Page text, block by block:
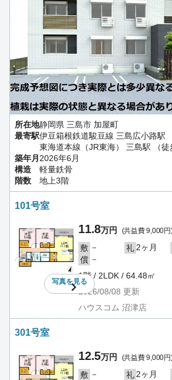
所在地静岡県 三島市 加屋町
最寄駅伊豆箱根鉄道駿豆線 三島広小路駅
東海道本線（JR東海） 三島駅 （徒
築年月 2026年6月
構造
軽量鉄骨
階数
地上3階
101号室
写真を見る
11.8万円 (共益費 9,000円
敷 － 礼 2ヶ月
償 －
1階 / 2LDK / 64.48㎡
2026/08/08 更新
ハウスコム 沼津店
301号室
12.5万円 (共益費 9,000円
敷 － 礼 2ヶ月